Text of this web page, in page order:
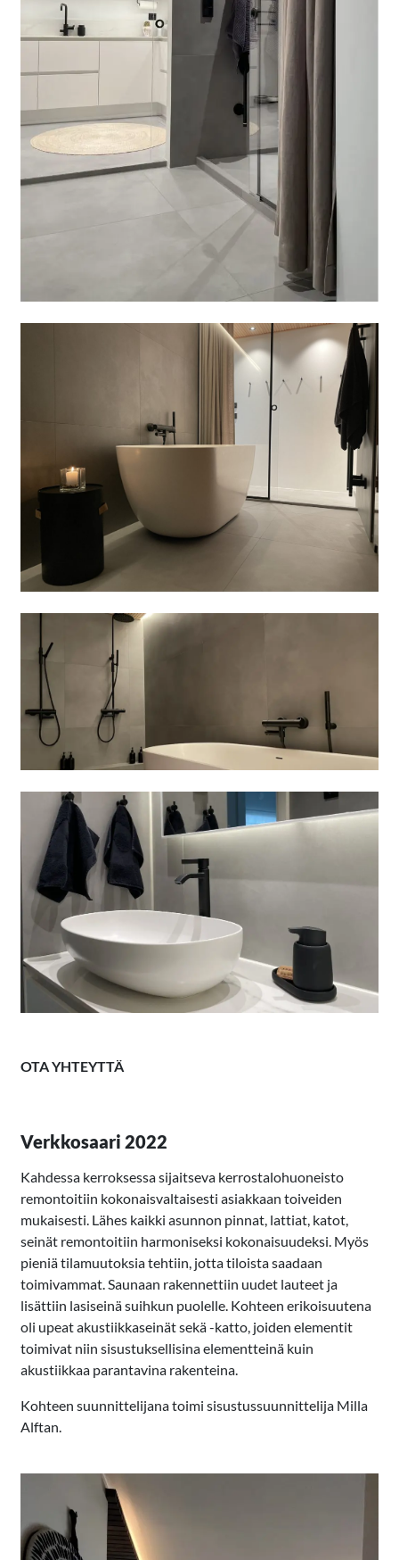
OTA YHTEYTTÄ
Verkkosaari 2022
Kahdessa kerroksessa sijaitseva kerrostalohuoneisto
remontoitiin kokonaisvaltaisesti asiakkaan toiveiden
mukaisesti. Lähes kaikki asunnon pinnat, lattiat, katot,
seinät remontoitiin harmoniseksi kokonaisuudeksi. Myös
pieniä tilamuutoksia tehtiin, jotta tiloista saadaan
toimivammat. Saunaan rakennettiin uudet lauteet ja
lisättiin lasiseinä suihkun puolelle. Kohteen erikoisuutena
oli upeat akustiikkaseinät sekä -katto, joiden elementit
toimivat niin sisustuksellisina elementteinä kuin
akustiikkaa parantavina rakenteina.
Kohteen suunnittelijana toimi sisustussuunnittelija Milla
Alftan.